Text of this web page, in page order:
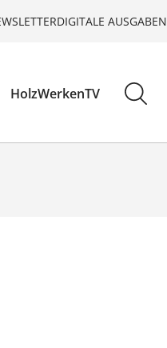
DIGITALE AUSGABEN
HolzWerkenTV